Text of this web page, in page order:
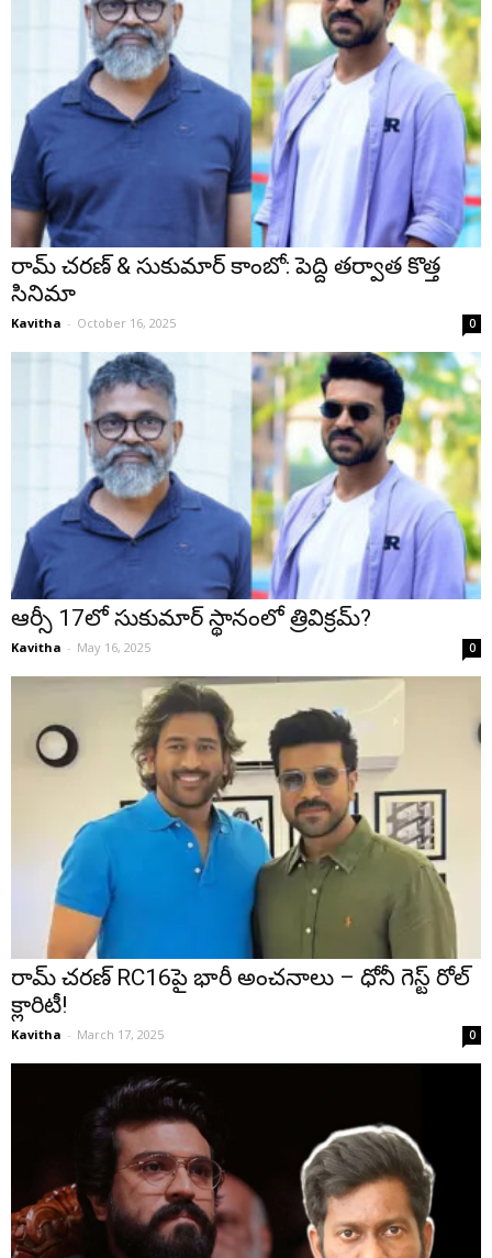
రామ్ చరణ్ & సుకుమార్ కాంబో: పెద్ది తర్వాత కొత్త
సినిమా
Kavitha - October 16, 2025 0
ఆర్సీ 17లో సుకుమార్ స్థానంలో త్రివిక్రమ్?
Kavitha - May 16, 2025 0
రామ్ చరణ్ RC16పై భారీ అంచనాలు – ధోనీ గెస్ట్ రోల్
క్లారిటీ!
Kavitha - March 17, 2025 0